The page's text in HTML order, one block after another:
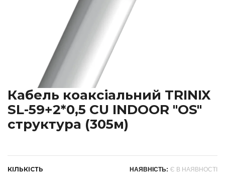
Кабель коаксіальний TRINIX
SL-59+2*0,5 CU INDOOR "ОS"
структура (305м)
КІЛЬКІСТЬ НАЯВНІСТЬ: Є В НАЯВНОСТІ